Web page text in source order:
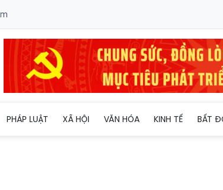
PHÁP LUẬT XÃ HỘI VĂN HÓA KINH TẾ BẤT